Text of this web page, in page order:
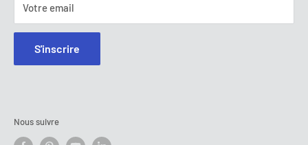
Votre email
S'inscrire
Nous suivre